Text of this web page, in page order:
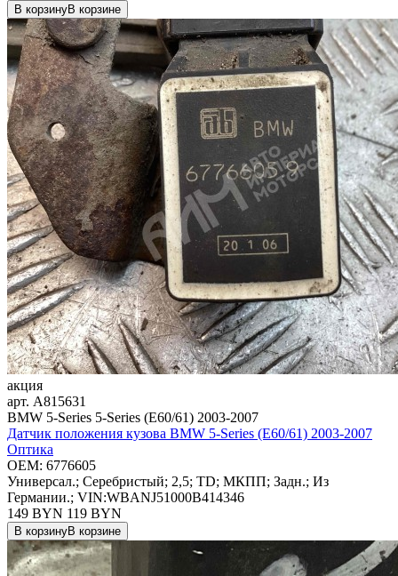
В корзинуВ корзине
акция
арт. A815631
BMW 5-Series 5-Series (E60/61) 2003-2007
Датчик положения кузова BMW 5-Series (E60/61) 2003-2007
Оптика
OEM: 6776605
Универсал.; Серебристый; 2,5; TD; МКПП; Задн.; Из
Германии.; VIN:WBANJ51000B414346
149 BYN 119 BYN
В корзинуВ корзине